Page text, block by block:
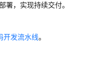
，实现持续交付。
开发流水线。